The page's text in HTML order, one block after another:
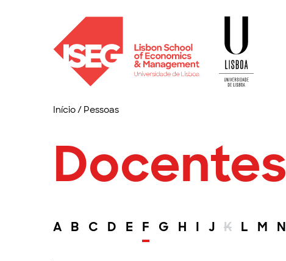
Início/ Pessoas
Docentes
A B C D E F G H I J K L M N